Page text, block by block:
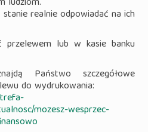
realnie odpowiadać na ich
przelewem lub w kasie banku
Państwo szczegółowe
do wydrukowania:
mozesz-wesprzec-